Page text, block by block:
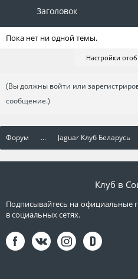
Заголовок
Пока нет ни одной темы.
Настройки
(Вы должны войти или
сообщение.)
Форум ... Jaguar Клуб Беларусь
Клуб в
Подписывайтесь на официальные
в социальных сетях.